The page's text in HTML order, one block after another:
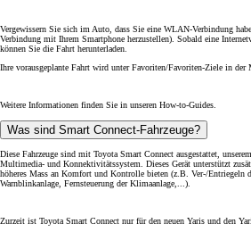
Vergewissern Sie sich im Auto, dass Sie eine WLAN-Verbindung
Verbindung mit Ihrem Smartphone herzustellen). Sobald eine
können Sie die Fahrt herunterladen.
Ihre vorausgeplante Fahrt wird unter Favoriten/Favoriten-Ziele in der
Weitere Informationen finden Sie in unseren How-to-Guides.
Was sind Smart Connect-Fahrzeuge?
Diese Fahrzeuge sind mit Toyota Smart Connect ausgestattet,
Multimedia- und Konnektivitätssystem. Dieses Gerät unterstützt
höheres Mass an Komfort und Kontrolle bieten (z.B. Ver-/Entriegeln
Warnblinkanlage, Fernsteuerung der Klimaanlage,...).
Zurzeit ist Toyota Smart Connect nur für den neuen Yaris und den